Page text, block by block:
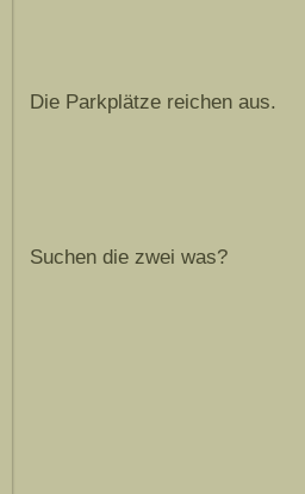
Die Parkplätze reichen aus.
Suchen die zwei was?